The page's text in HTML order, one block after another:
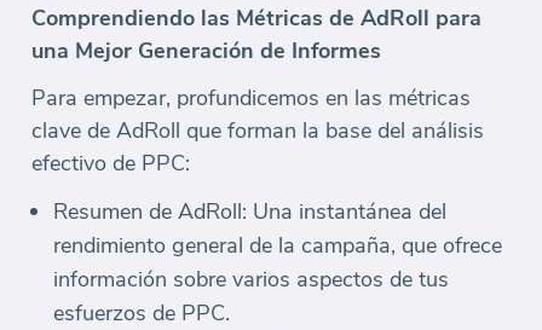
Comprendiendo las Métricas de AdRoll para
una Mejor Generación de Informes
Para empezar, profundicemos en las métricas
clave de AdRoll que forman la base del análisis
efectivo de PPC:
Resumen de AdRoll: Una instantánea del
rendimiento general de la campaña, que ofrece
información sobre varios aspectos de tus
esfuerzos de PPC.